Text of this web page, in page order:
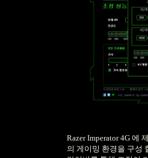
Razer Imperator 4G 에
의 게이밍 환경을 구성